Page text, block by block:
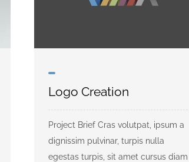
Logo Creation
Project Brief Cras volutpat, ipsum a
dignissim pulvinar, turpis nulla
egestas turpis, sit amet cursus diam